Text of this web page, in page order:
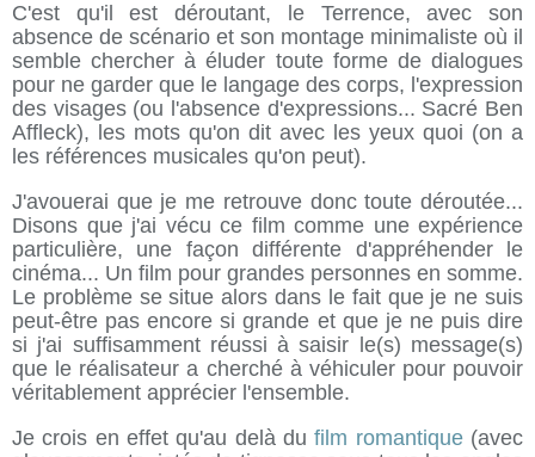
C'est qu'il est déroutant, le Terrence, avec son
absence de scénario et son montage minimaliste où il
semble chercher à éluder toute forme de dialogues
pour ne garder que le langage des corps, l'expression
des visages (ou l'absence d'expressions... Sacré Ben
Affleck), les mots qu'on dit avec les yeux quoi (on a
les références musicales qu'on peut).
J'avouerai que je me retrouve donc toute déroutée...
Disons que j'ai vécu ce film comme une expérience
particulière, une façon différente d'appréhender le
cinéma... Un film pour grandes personnes en somme.
Le problème se situe alors dans le fait que je ne suis
peut-être pas encore si grande et que je ne puis dire
si j'ai suffisamment réussi à saisir le(s) message(s)
que le réalisateur a cherché à véhiculer pour pouvoir
véritablement apprécier l'ensemble.
Je crois en effet qu'au delà dufilm romantique(avec